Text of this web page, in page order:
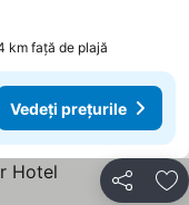
km față de plajă
Vedeți prețurile
Distribuiți